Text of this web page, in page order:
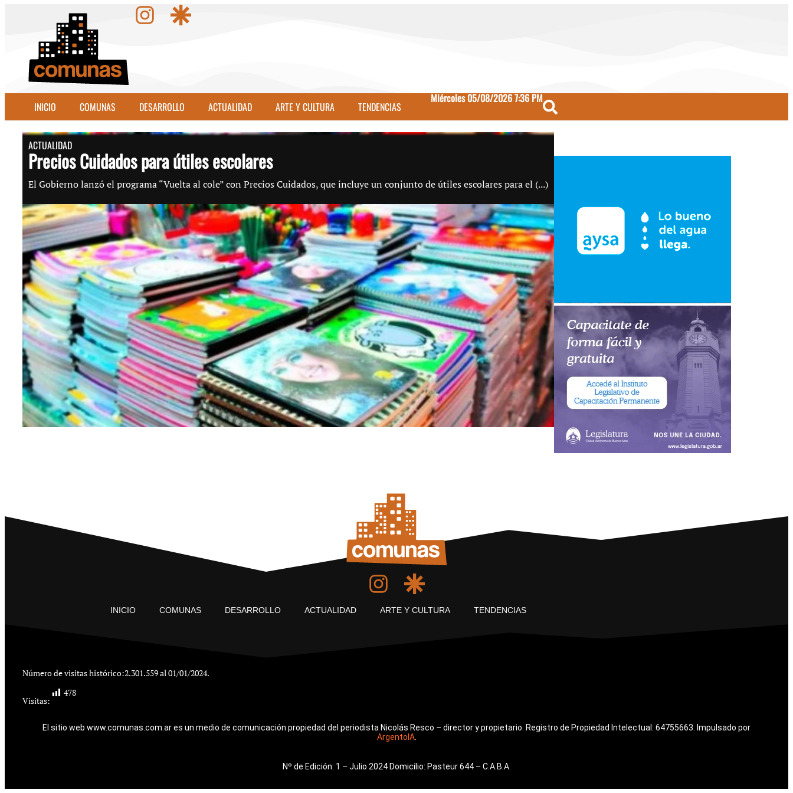
INICIO COMUNAS DESARROLLO ACTUALIDAD ARTE Y CULTURA TENDENCIAS
Miércoles 05/08/2026 7:36 PM
ACTUALIDAD
Precios Cuidados para útiles escolares
El Gobierno lanzó el programa “Vuelta al cole” con Precios Cuidados, que incluye un conjunto de útiles escolares para el (...)
INICIO COMUNAS DESARROLLO ACTUALIDAD ARTE Y CULTURA TENDENCIAS
Número de visitas histórico:2.301.559 al 01/01/2024.
Visitas:
478
El sitio web www.comunas.com.ar es un medio de comunicación propiedad del periodista Nicolás Resco – director y propietario. Registro de Propiedad Intelectual: 64755663. Impulsado por
ArgentoIA.
Nº de Edición: 1 – Julio 2024 Domicilio: Pasteur 644 – C.A.B.A.